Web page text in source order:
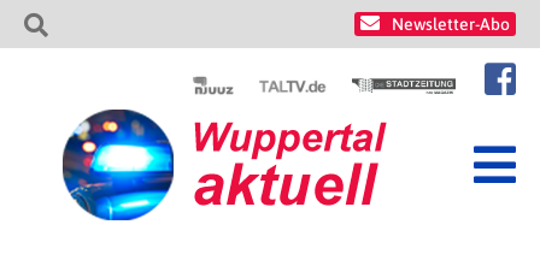
Newsletter-Abo